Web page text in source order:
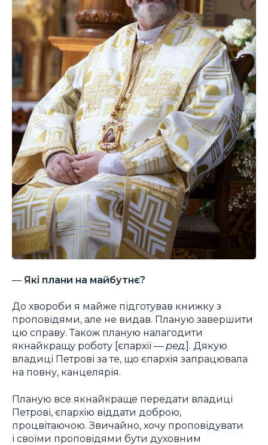
— Які плани на майбутнє?
До хвороби я майже підготував книжку з
проповідями, але не видав. Планую завершити
цю справу. Також планую налагодити
якнайкращу роботу [єпархії — ред.]. Дякую
владиці Петрові за те, що єпархія запрацювала
на повну, канцелярія.
Планую все якнайкраще передати владиці
Петрові, єпархію віддати доброю,
процвітаючою. Звичайно, хочу проповідувати
і своїми проповідями бути духовним